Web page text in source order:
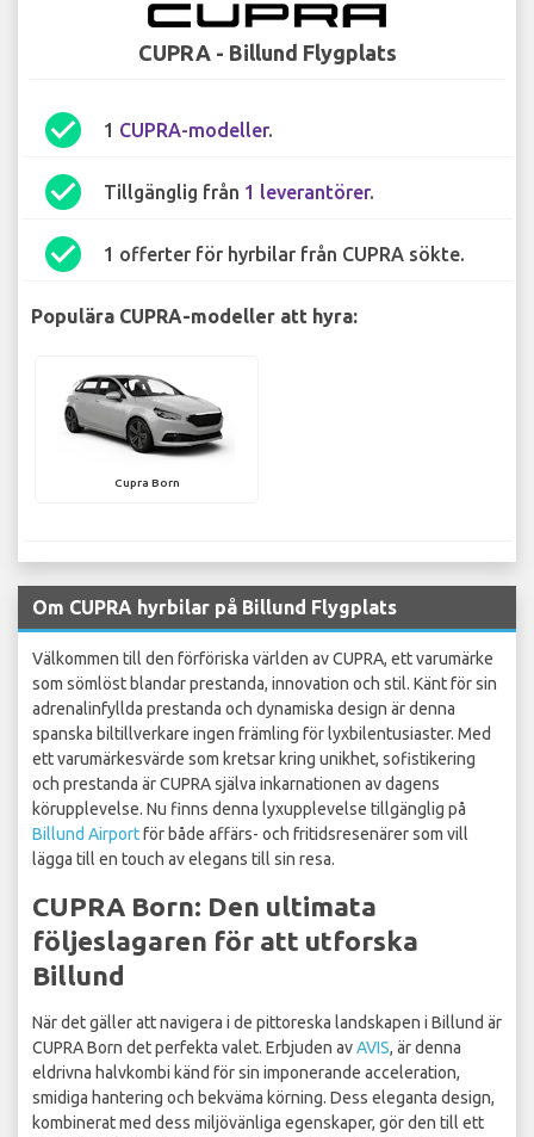
CUPRA - Billund Flygplats
check_circle 1 CUPRA-modeller.
check_circle Tillgänglig från 1 leverantörer.
check_circle 1 offerter för hyrbilar från CUPRA sökte.
Populära CUPRA-modeller att hyra:
Cupra Born
Om CUPRA hyrbilar på Billund Flygplats
Välkommen till den förföriska världen av CUPRA, ett varumärke
som sömlöst blandar prestanda, innovation och stil. Känt för sin
adrenalinfyllda prestanda och dynamiska design är denna
spanska biltillverkare ingen främling för lyxbilentusiaster. Med
ett varumärkesvärde som kretsar kring unikhet, sofistikering
och prestanda är CUPRA själva inkarnationen av dagens
körupplevelse. Nu finns denna lyxupplevelse tillgänglig på
Billund Airportför både affärs- och fritidsresenärer som vill
lägga till en touch av elegans till sin resa.
CUPRA Born: Den ultimata
följeslagaren för att utforska
Billund
När det gäller att navigera i de pittoreska landskapen i Billund är
CUPRA Born det perfekta valet. Erbjuden avAVIS, är denna
eldrivna halvkombi känd för sin imponerande acceleration,
smidiga hantering och bekväma körning. Dess eleganta design,
kombinerat med dess miljövänliga egenskaper, gör den till ett